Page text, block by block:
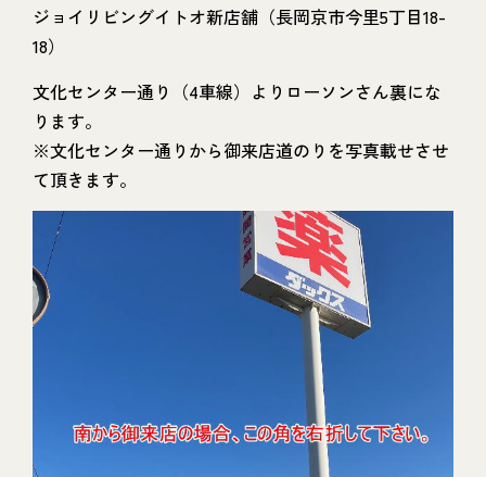
ジョイリビングイトオ新店舗（長岡京市今里5丁目18-
18）
文化センター通り（4車線）よりローソンさん裏にな
ります。
※文化センター通りから御来店道のりを写真載せさせ
て頂きます。